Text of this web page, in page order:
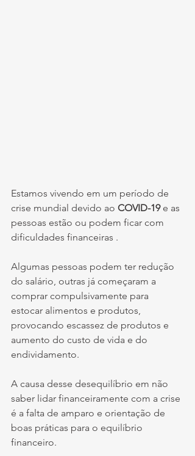
Estamos vivendo em um período de
crise mundial devido ao COVID-19 e as
pessoas estão ou podem ficar com
dificuldades financeiras .
Algumas pessoas podem ter redução
do salário, outras já começaram a
comprar compulsivamente para
estocar alimentos e produtos,
provocando escassez de produtos e
aumento do custo de vida e do
endividamento.
A causa desse desequilíbrio em não
saber lidar financeiramente com a crise
é a falta de amparo e orientação de
boas práticas para o equilíbrio
financeiro.